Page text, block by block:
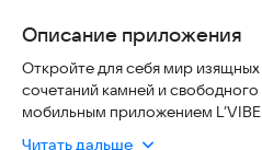
Описание приложения
Откройте для себя мир
сочетаний камней и
мобильным приложением
Читать дальше